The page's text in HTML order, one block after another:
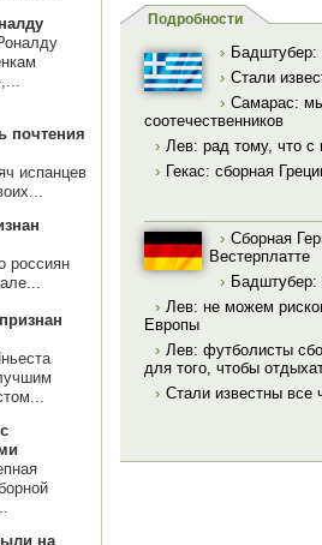
почтения
испанцев
россиян
на
Подробности
› Бадштубер:
› Стали
› Самарас:
соотечественников
› Лев: рад тому, что с
› Гекас: сборная
› Сборная
Вестерплатте
› Бадштубер:
› Лев: не можем
Европы
› Лев: футболисты
для того, чтобы
› Стали известны все